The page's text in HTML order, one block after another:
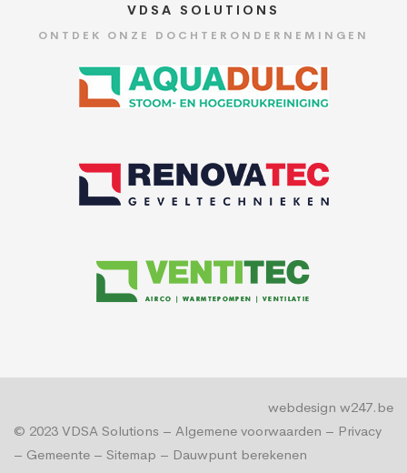
VDSA SOLUTIONS
ONTDEK ONZE DOCHTERONDERNEMINGEN
© 2023 VDSA Solutions – Algemene voorwaarden – Privacy
– Gemeente – Sitemap – Dauwpunt berekenen
webdesign w247.be